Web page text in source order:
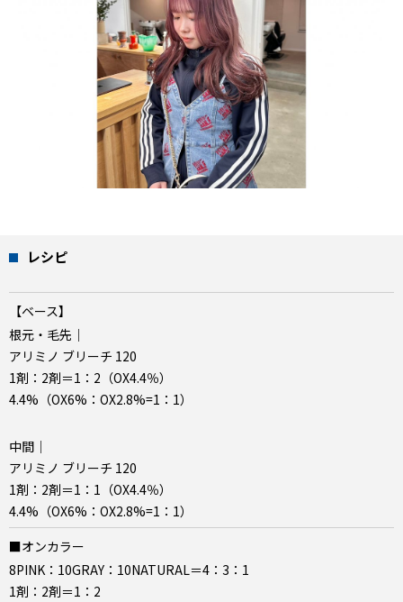
レシピ
【ベース】
根元・毛先｜
アリミノ ブリーチ 120
1剤：2剤＝1：2（OX4.4％）
4.4%（OX6%：OX2.8%=1：1）
中間｜
アリミノ ブリーチ 120
1剤：2剤＝1：1（OX4.4％）
4.4%（OX6%：OX2.8%=1：1）
■オンカラー
8PINK：10GRAY：10NATURAL＝4：3：1
1剤：2剤＝1：2